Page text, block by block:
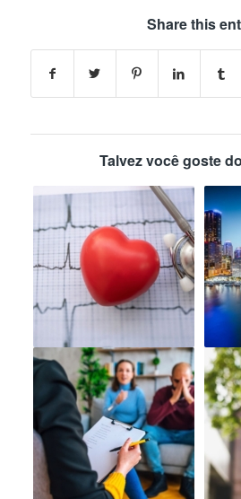
Share this
Talvez você goste